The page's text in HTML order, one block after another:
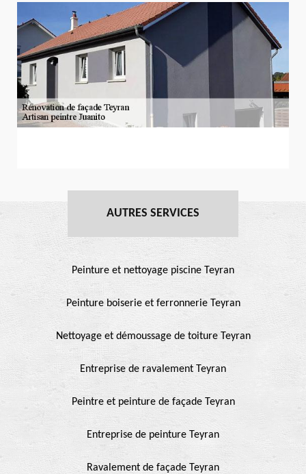
AUTRES SERVICES
Peinture et nettoyage piscine Teyran
Peinture boiserie et ferronnerie Teyran
Nettoyage et démoussage de toiture Teyran
Entreprise de ravalement Teyran
Peintre et peinture de façade Teyran
Entreprise de peinture Teyran
Ravalement de façade Teyran